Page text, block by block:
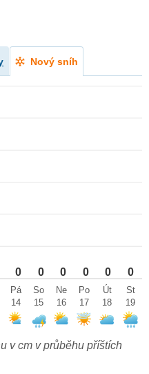
Nový sníh
0 0 0 0 0 0
Pá
14
So
15
Ne
16
Po
17
Út
18
St
19
v cm v průběhu příštích